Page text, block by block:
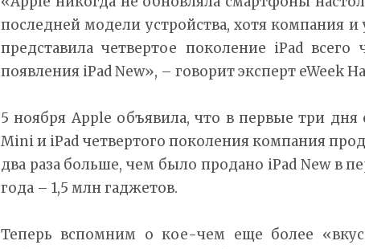
последней модели устройства, хотя компания и
представила четвертое поколение iPad всего
появления iPad New», – говорит эксперт eWeek
5 ноября Apple объявила, что в первые три
Mini и iPad четвертого поколения компания
два раза больше, чем было продано iPad New в
года – 1,5 млн гаджетов.
Теперь вспомним о кое-чем еще более